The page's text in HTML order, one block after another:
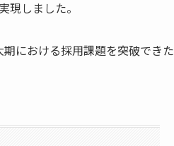
しました。
における採用課題を突破できた